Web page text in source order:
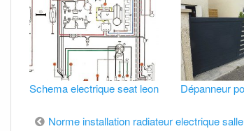
Schema electrique seat leon Dépanneur
Norme installation radiateur electrique